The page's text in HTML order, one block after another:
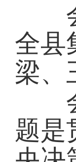
会
全县
梁、
会
题是